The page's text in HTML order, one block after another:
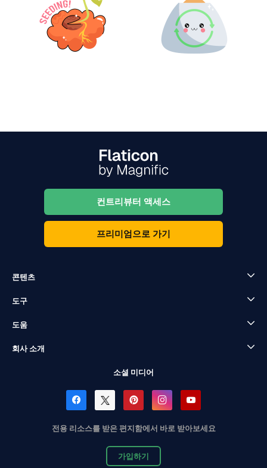
컨트리뷰터 액세스
프리미엄으로 가기
콘텐츠
도구
도움
회사 소개
소셜 미디어
전용 리소스를 받은 편지함에서 바로 받아보세요
가입하기